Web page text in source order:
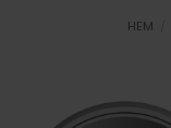
HEM